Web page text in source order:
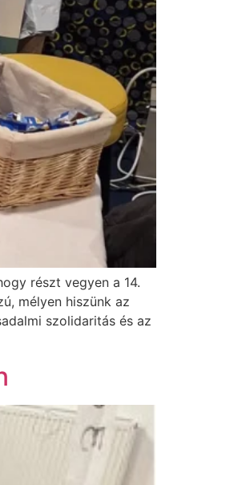
részt vegyen a 14.
mélyen hiszünk az
szolidaritás és az